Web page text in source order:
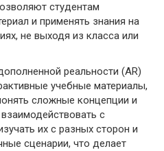
студентам
и применять знания на
не выходя из класса или
реальности (AR)
учебные материалы,
сложные концепции и
с
их с разных сторон и
сценарии, что делает